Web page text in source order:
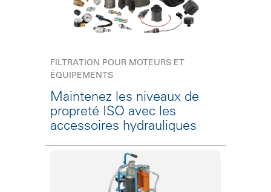
FILTRATION POUR MOTEURS ET
ÉQUIPEMENTS
Maintenez les niveaux de
propreté ISO avec les
accessoires hydrauliques